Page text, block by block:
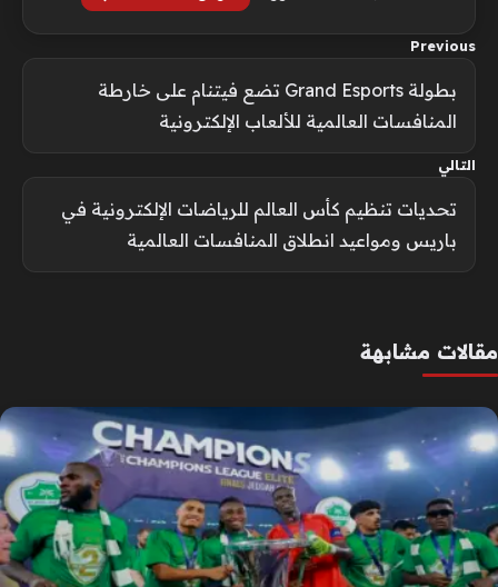
Previous
بطولة Grand Esports تضع فيتنام على خارطة
المنافسات العالمية للألعاب الإلكترونية
التالي
تحديات تنظيم كأس العالم للرياضات الإلكترونية في
باريس ومواعيد انطلاق المنافسات العالمية
مقالات مشابهة